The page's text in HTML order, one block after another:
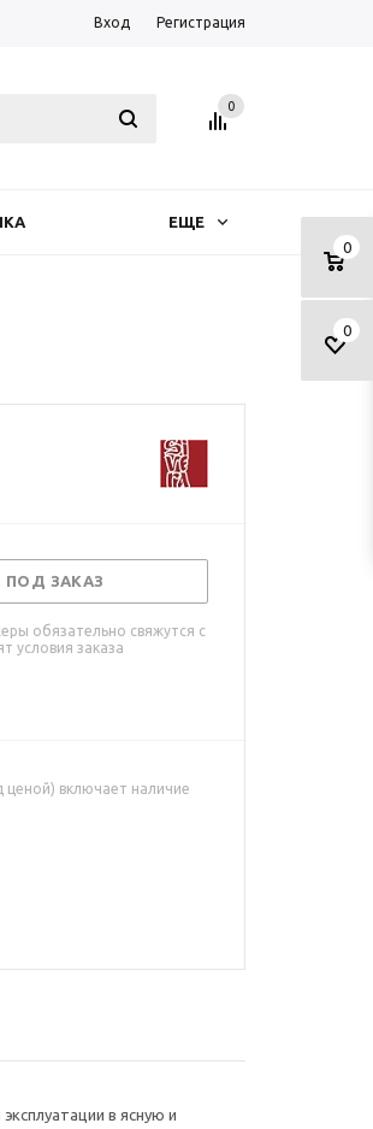
Вход Регистрация
0
0
0
ЕЩЕ
ПОД ЗАКАЗ
обязательно свяжутся с
условия заказа
включает наличие
в ясную и